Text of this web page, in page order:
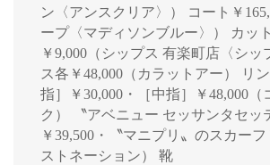
ン〈アンスクリア〉） コート￥
ープ〈マディソンブルー〉） カッ
￥9,000（シップス 有楽町店〈シッ
ス各￥48,000（カラットアー） リ
指］￥30,000・［中指］￥48,000（
ク） 〝アベニュー セッサンタセッ
￥39,500・〝マニプリ〟のスカーフ
ストネーション） 靴